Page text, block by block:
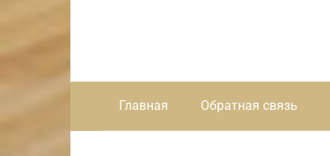
Главная Обратная связь